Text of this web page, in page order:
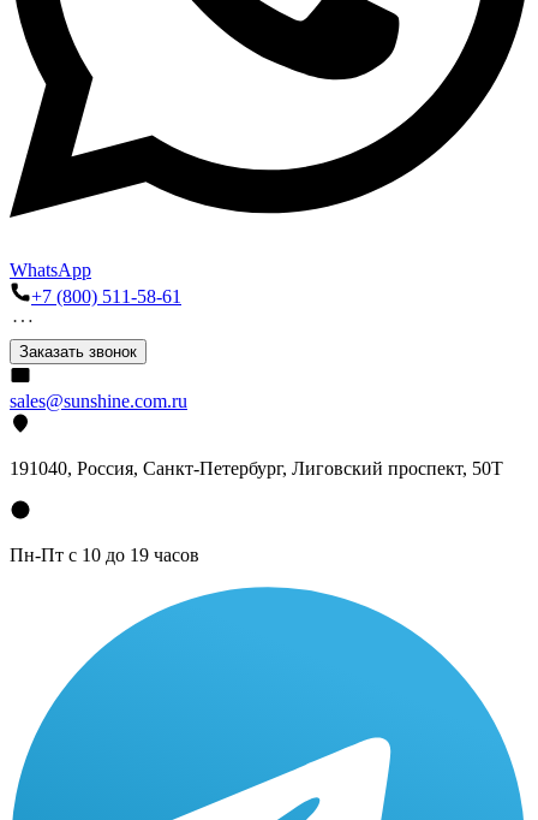
WhatsApp
+7 (800) 511-58-61
Заказать звонок
sales@sunshine.com.ru
191040, Россия, Санкт-Петербург, Лиговский проспект, 50Т
Пн-Пт с 10 до 19 часов